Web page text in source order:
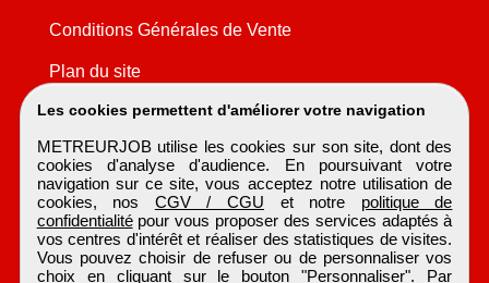
Les cookies permettent d'améliorer votre navigation
METREURJOB utilise les cookies sur son site, dont des
cookies d'analyse d'audience. En poursuivant votre
navigation sur ce site, vous acceptez notre utilisation de
cookies, nos CGV / CGU et notre politique de
confidentialitépour vous proposer des services adaptés à
vos centres d'intérêt et réaliser des statistiques de visites.
Vous pouvez choisir de refuser ou de personnaliser vos
choix en cliquant sur le bouton "Personnaliser". Par
Conditions Générales de Vente
Plan du site